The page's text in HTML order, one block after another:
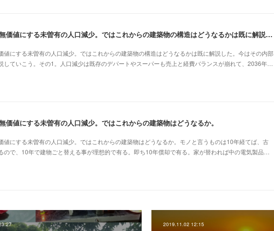
日本の不動産を無価値にする未曽有の人口減少。ではこれからの建築物の構造はどうなるかは既に解説した。今はその内部の内容。その1
値にする未曽有の人口減少。ではこれからの建築物の構造はどうなるかは既に解説した。今はその内部
していこう。その1。人口減少は既存のデパートやスーパーも売上と経費バランスが崩れて、2036年…
価値にする未曽有の人口減少。ではこれからの建築物はどうなるか。
値にする未曽有の人口減少。ではこれからの建築物はどうなるか。モノと言うものは10年経てば、古
ので、10年で建物ごと替える事が理想的で有る。即ち10年償却で有る。家が替われば中の電気製品…
2019.11.02 12:15